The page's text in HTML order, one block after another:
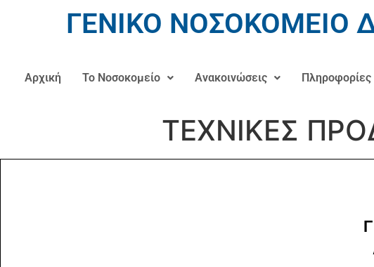
ΓΕΝΙΚΟ ΝΟΣΟΚΟΜΕΙΟ
Αρχική Το Νοσοκομείο Ανακοινώσεις Πληροφορίες
ΤΕΧΝΙΚΕΣ